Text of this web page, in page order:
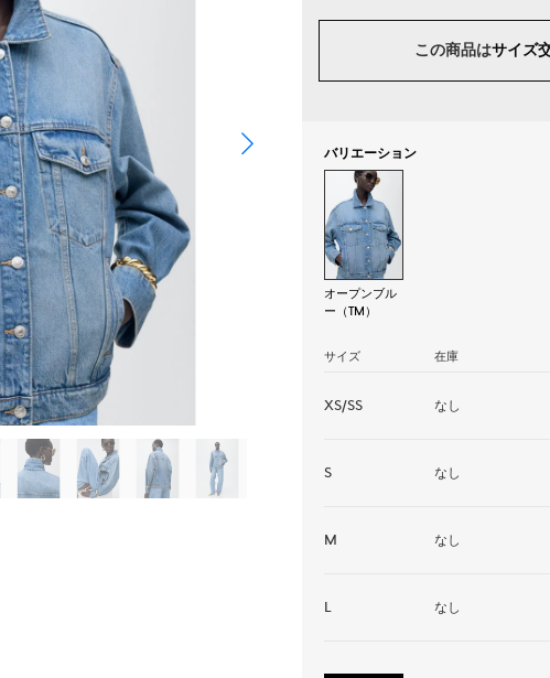
この商品はサイズ
バリエーション
オープンブル
ー（TM）
サイズ 在庫
XS/SS なし
S なし
M なし
L なし